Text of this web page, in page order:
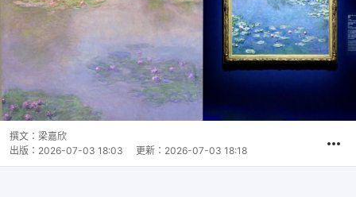
撰文： 梁嘉欣
出版： 2026-07-03 18:03 更新： 2026-07-03 18:18